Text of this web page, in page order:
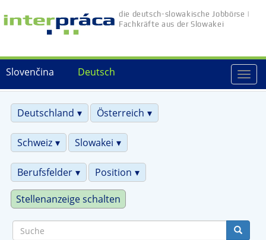
Direkt
zum
Deutsch
Slovenčina
die deutsch-slowakische Jobbörse |
Fachkräfte aus der Slowakei
Deutschland
Österreich
Schweiz Slowakei
Berufsfelder Position
Stellenanzeige schalten